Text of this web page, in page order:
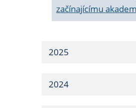
začínajícímu
2025
2024